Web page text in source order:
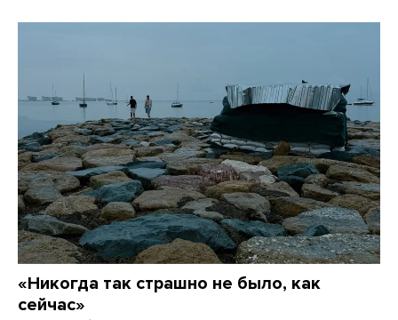
«Никогда так страшно не было, как
сейчас»